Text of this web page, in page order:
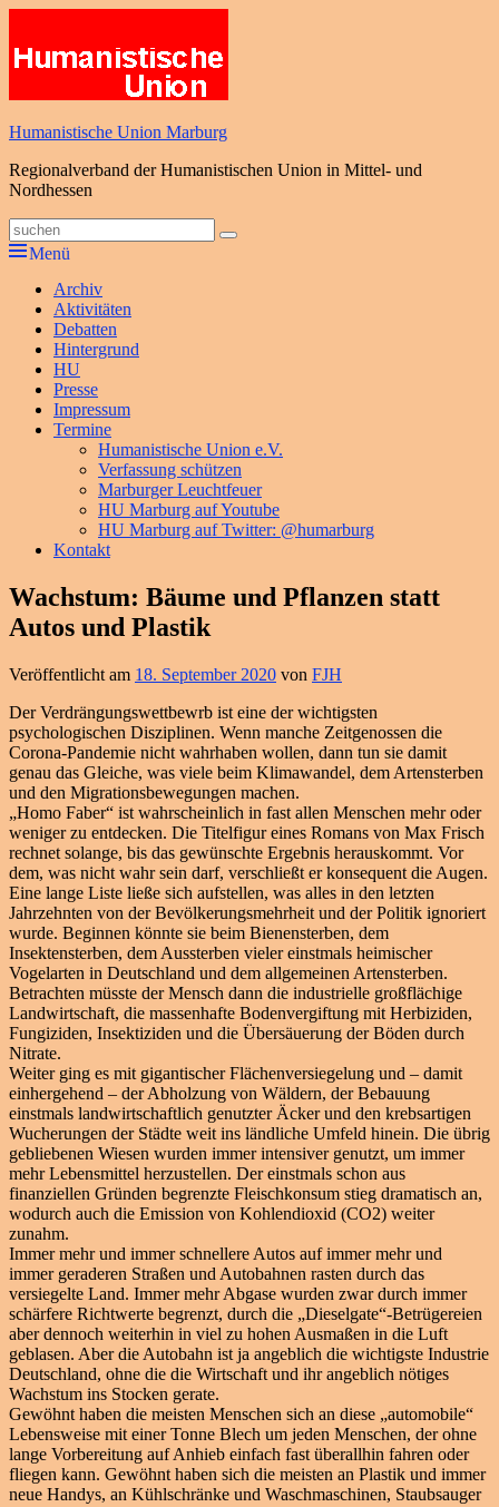
springen
Humanistische Union Marburg
Regionalverband der Humanistischen Union in Mittel- und
Nordhessen
Suche
nach:
Suchen
Menü
Primäres
Menü
Archiv
Aktivitäten
Debatten
Hintergrund
HU
Presse
Impressum
Termine
Humanistische Union e.V.
Verfassung schützen
Marburger Leuchtfeuer
HU Marburg auf Youtube
HU Marburg auf Twitter: @humarburg
Kontakt
Wachstum: Bäume und Pflanzen statt
Autos und Plastik
Veröffentlicht am 18. September 2020 von FJH
Der Verdrängungswettbewrb ist eine der wichtigsten
psychologischen Disziplinen. Wenn manche Zeitgenossen die
Corona-Pandemie nicht wahrhaben wollen, dann tun sie damit
genau das Gleiche, was viele beim Klimawandel, dem Artensterben
und den Migrationsbewegungen machen.
„Homo Faber“ ist wahrscheinlich in fast allen Menschen mehr oder
weniger zu entdecken. Die Titelfigur eines Romans von Max Frisch
rechnet solange, bis das gewünschte Ergebnis herauskommt. Vor
dem, was nicht wahr sein darf, verschließt er konsequent die Augen.
Eine lange Liste ließe sich aufstellen, was alles in den letzten
Jahrzehnten von der Bevölkerungsmehrheit und der Politik ignoriert
wurde. Beginnen könnte sie beim Bienensterben, dem
Insektensterben, dem Aussterben vieler einstmals heimischer
Vogelarten in Deutschland und dem allgemeinen Artensterben.
Betrachten müsste der Mensch dann die industrielle großflächige
Landwirtschaft, die massenhafte Bodenvergiftung mit Herbiziden,
Fungiziden, Insektiziden und die Übersäuerung der Böden durch
Nitrate.
Weiter ging es mit gigantischer Flächenversiegelung und – damit
einhergehend – der Abholzung von Wäldern, der Bebauung
einstmals landwirtschaftlich genutzter Äcker und den krebsartigen
Wucherungen der Städte weit ins ländliche Umfeld hinein. Die übrig
gebliebenen Wiesen wurden immer intensiver genutzt, um immer
mehr Lebensmittel herzustellen. Der einstmals schon aus
finanziellen Gründen begrenzte Fleischkonsum stieg dramatisch an,
wodurch auch die Emission von Kohlendioxid (CO2) weiter
zunahm.
Immer mehr und immer schnellere Autos auf immer mehr und
immer geraderen Straßen und Autobahnen rasten durch das
versiegelte Land. Immer mehr Abgase wurden zwar durch immer
schärfere Richtwerte begrenzt, durch die „Dieselgate“-Betrügereien
aber dennoch weiterhin in viel zu hohen Ausmaßen in die Luft
geblasen. Aber die Autobahn ist ja angeblich die wichtigste Industrie
Deutschland, ohne die die Wirtschaft und ihr angeblich nötiges
Wachstum ins Stocken gerate.
Gewöhnt haben die meisten Menschen sich an diese „automobile“
Lebensweise mit einer Tonne Blech um jeden Menschen, der ohne
lange Vorbereitung auf Anhieb einfach fast überallhin fahren oder
fliegen kann. Gewöhnt haben sich die meisten an Plastik und immer
neue Handys, an Kühlschränke und Waschmaschinen, Staubsauger